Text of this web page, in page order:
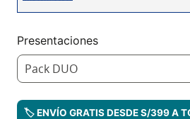
Presentaciones
Pack DUO
🏷️ ENVÍO GRATIS DESDE S/399 A